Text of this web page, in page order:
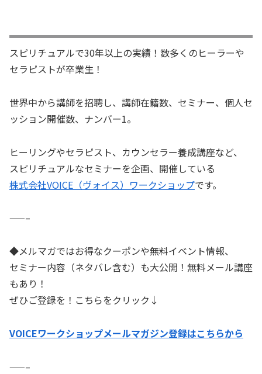
スピリチュアルで30年以上の実績！数多くのヒーラーや
セラピストが卒業生！
世界中から講師を招聘し、講師在籍数、セミナー、個人セ
ッション開催数、ナンバー1。
ヒーリングやセラピスト、カウンセラー養成講座など、
スピリチュアルなセミナーを企画、開催している
株式会社VOICE（ヴォイス）ワークショップです。
——–
◆メルマガではお得なクーポンや無料イベント情報、
セミナー内容（ネタバレ含む）も大公開！無料メール講座
もあり！
ぜひご登録を！こちらをクリック↓
VOICEワークショップメールマガジン登録はこちらから
——–